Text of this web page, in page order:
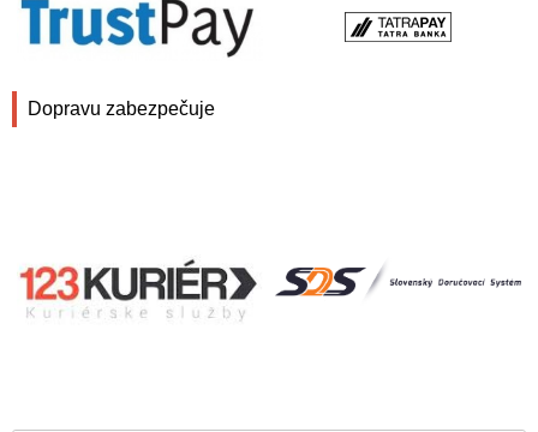
Dopravu zabezpečuje